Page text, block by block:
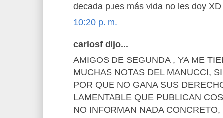
decada pues más vida no les doy XD
10:20 p. m.
carlosf dijo...
AMIGOS DE SEGUNDA , YA ME
MUCHAS NOTAS DEL MANUCCI,
POR QUE NO GANA SUS
LAMENTABLE QUE PUBLICAN
NO INFORMAN NADA